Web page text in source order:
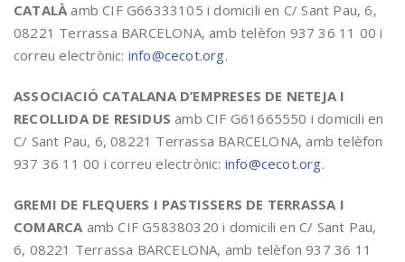
CATALÀ amb CIF G66333105 i domicili en C/ Sant Pau, 6,
08221 Terrassa BARCELONA, amb telèfon 937 36 11 00 i
correu electrònic: info@cecot.org.
ASSOCIACIÓ CATALANA D’EMPRESES DE NETEJA I
RECOLLIDA DE RESIDUS amb CIF G61665550 i domicili en
C/ Sant Pau, 6, 08221 Terrassa BARCELONA, amb telèfon
937 36 11 00 i correu electrònic: info@cecot.org.
GREMI DE FLEQUERS I PASTISSERS DE TERRASSA I
COMARCA amb CIF G58380320 i domicili en C/ Sant Pau,
6, 08221 Terrassa BARCELONA, amb telèfon 937 36 11